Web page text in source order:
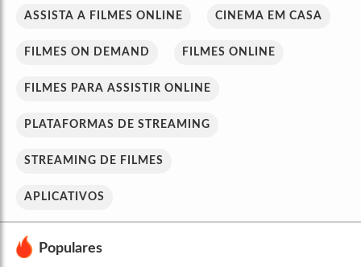
ASSISTA A FILMES ONLINE CINEMA EM CASA
FILMES ON DEMAND FILMES ONLINE
FILMES PARA ASSISTIR ONLINE
PLATAFORMAS DE STREAMING
STREAMING DE FILMES
APLICATIVOS
Populares